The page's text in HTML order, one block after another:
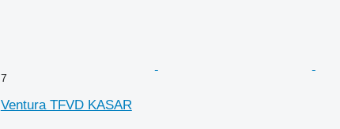
7
Ventura TFVD KASAR